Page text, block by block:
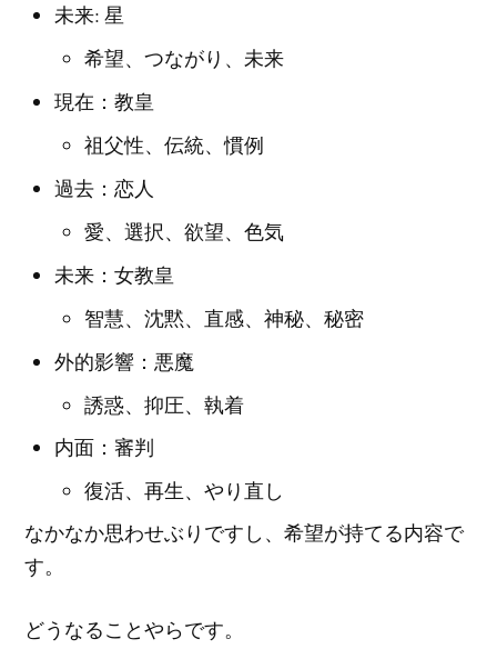
未来: 星
希望、つながり、未来
現在：教皇
祖父性、伝統、慣例
過去：恋人
愛、選択、欲望、色気
未来：女教皇
智慧、沈黙、直感、神秘、秘密
外的影響：悪魔
誘惑、抑圧、執着
内面：審判
復活、再生、やり直し
なかなか思わせぶりですし、希望が持てる内容で
す。
どうなることやらです。